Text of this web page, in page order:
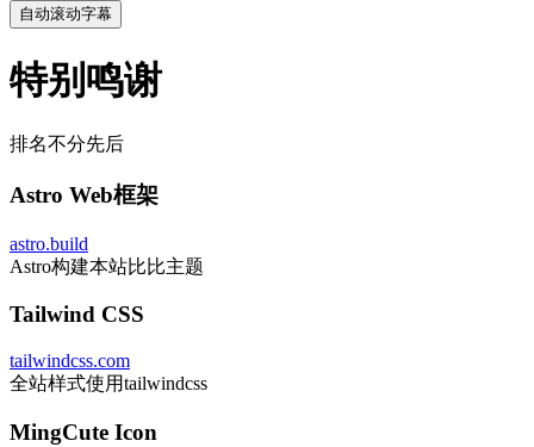
自动滚动字幕
特别鸣谢
排名不分先后
Astro Web框架
astro.build
Astro构建本站比比主题
Tailwind CSS
tailwindcss.com
全站样式使用tailwindcss
MingCute Icon